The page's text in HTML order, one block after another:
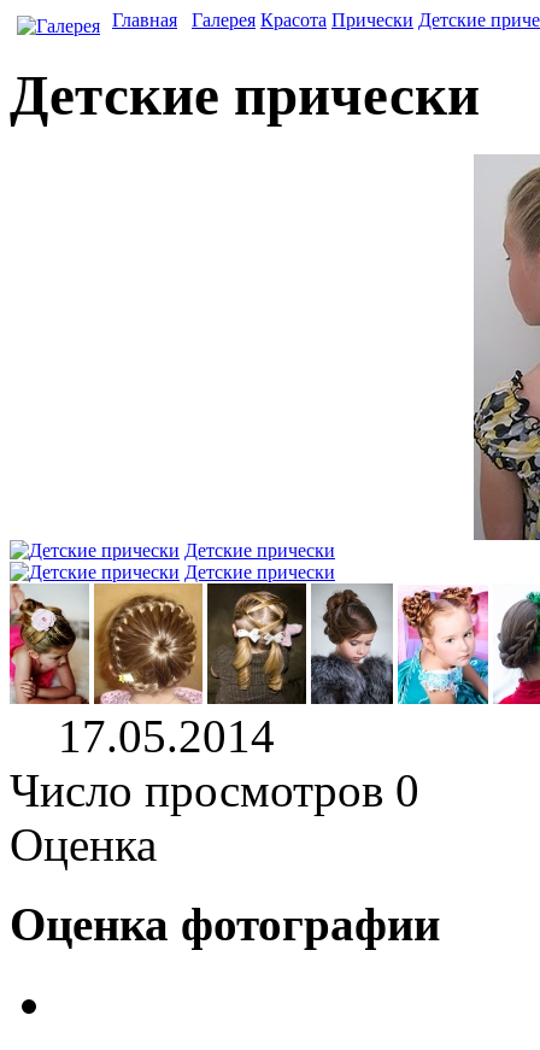
Главная Галерея Красота Прически Детские
Детские прически
Детские прически
Детские прически
17.05.2014
Число просмотров 0
Оценка
Оценка фотографии